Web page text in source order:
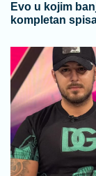
Evo u kojim
kompletan